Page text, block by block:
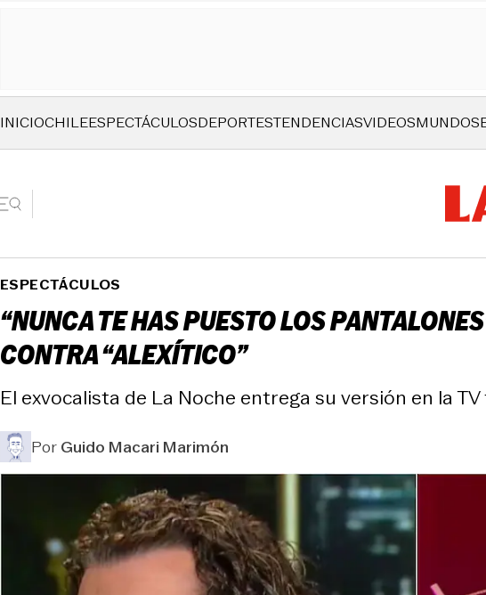
INICIOCHILEESPECTÁCULOSDEPORTESTENDENCIASVIDEOSMUNDO
ESPECTÁCULOS
“NUNCA TE HAS PUESTO LOS
CONTRA “ALEXÍTICO”
El exvocalista de La Noche entrega su versión en la
PorGuido Macari Marimón